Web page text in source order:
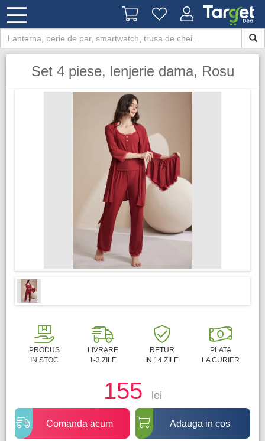
Set 4 piese, lenjerie dama, Rosu
PRODUS
IN STOC
LIVRARE
1-3 ZILE
RETUR
IN 14 ZILE
PLATA
LA CURIER
155 lei
Comanda acum Adauga in cos